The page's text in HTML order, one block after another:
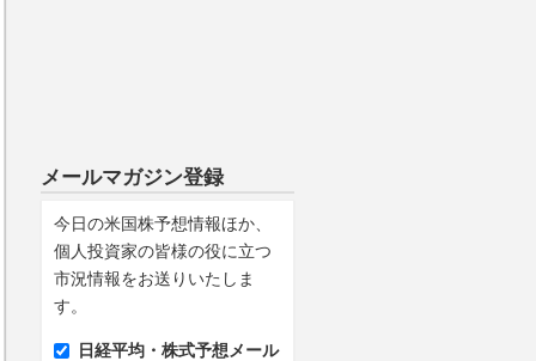
メールマガジン登録
今日の米国株予想情報ほか、
個人投資家の皆様の役に立つ
市況情報をお送りいたしま
す。
日経平均・株式予想メール